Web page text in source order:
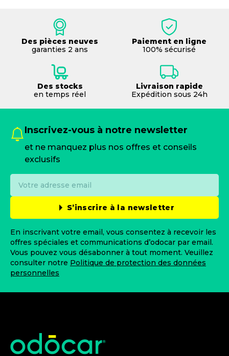
Des pièces neuves
garanties 2 ans
Paiement en ligne
100% sécurisé
Des stocks
en temps réel
Livraison rapide
Expédition sous 24h
Inscrivez-vous à notre newsletter
et ne manquez plus nos offres et conseils
exclusifs
S’inscrire à la newsletter
En inscrivant votre email, vous consentez à recevoir les
offres spéciales et communications d’odocar par email.
Vous pouvez vous désabonner à tout moment. Veuillez
consulter notre Politique de protection des données
personnelles